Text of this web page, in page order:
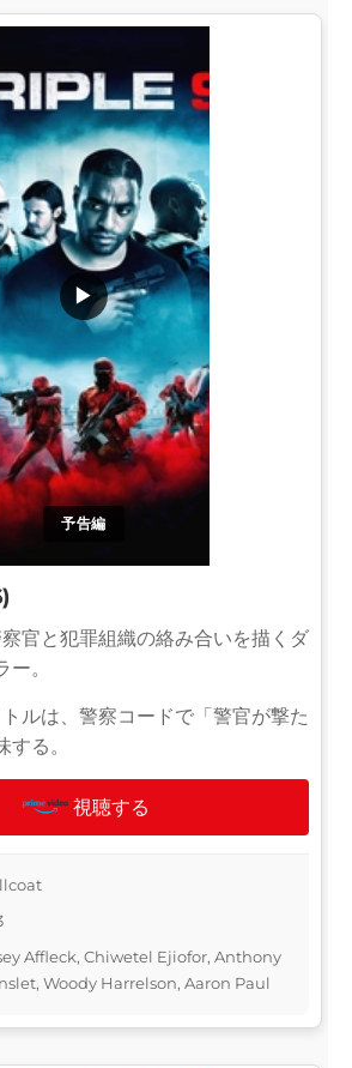
予告編
▶
官と犯罪組織の絡み合いを描くダ
。
ルは、警察コードで「警官が撃た
る。
視聴する
Affleck, Chiwetel Ejiofor, Anthony
Woody Harrelson, Aaron Paul